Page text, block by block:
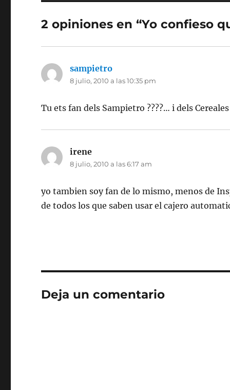
2 opiniones en “Yo confieso
sampietro
8 julio, 2010 a las 10:35 pm
Tu ets fan dels Sampietro ????… i dels
irene
8 julio, 2010 a las 6:17 am
yo tambien soy fan de lo mismo, menos de
de todos los que saben usar el cajero
Deja un comentario